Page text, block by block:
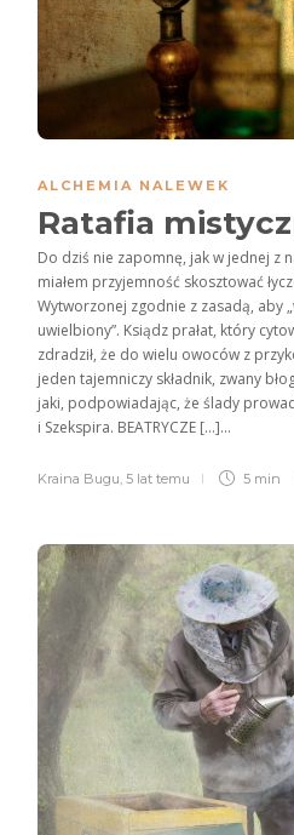
ALCHEMIA NALEWEK
Ratafia
Do dziś nie zapomnę, jak w jednej z
miałem przyjemność skosztować
Wytworzonej zgodnie z zasadą, aby
uwielbiony”. Ksiądz prałat, który
zdradził, że do wielu owoców z
jeden tajemniczy składnik, zwany
jaki, podpowiadając, że ślady
i Szekspira. BEATRYCZE […]...
Kraina Bugu 5 lat temu 5 min